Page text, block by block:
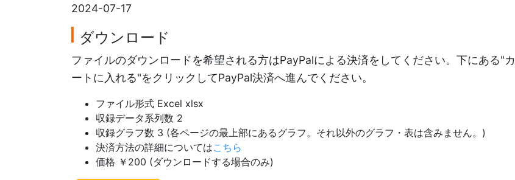
2024-07-17
ダウンロード
ファイルのダウンロードを希望される方はPayPalによる決済をしてください。下にある"カ
ートに入れる"をクリックしてPayPal決済へ進んでください。
ファイル形式 Excel xlsx
収録データ系列数 2
収録グラフ数 3 (各ページの最上部にあるグラフ。それ以外のグラフ・表は含みません。)
決済方法の詳細についてはこちら
価格 ￥200 (ダウンロードする場合のみ)